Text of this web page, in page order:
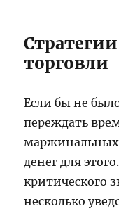
торговли
Если бы не
переждать
маржинальных
денег для
критического
несколько